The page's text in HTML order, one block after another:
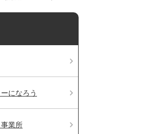
になろう
業所